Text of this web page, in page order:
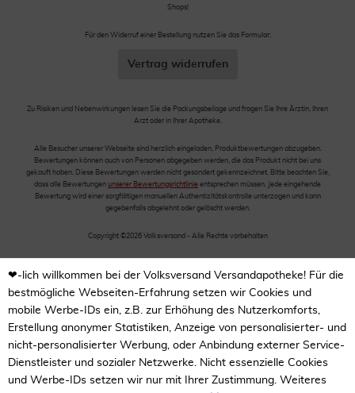
Shops!
Für den Widerruf einer Bestellung nutzen Sie das Formular:
Vertrag widerrufen
Zu Risiken und Nebenwirkungen lesen Sie die Packungsbeilage und fragen Sie Ihre Ärztin, Ihren
Arzt oder in Ihrer Apotheke.
Alle Besucher unserer Webseite sind herzlich eingeladen, Produktbewertungen abzugeben.
Bewertungen können auch von Personen abgegeben werden, die das Produkt nicht bei uns
gekauft haben. Diese Bewertungen werden nicht gesondert gekennzeichnet. Bitte beachten Sie,
dass alle Bewertungen unserer Bewertungsrichtlinie entsprechen müssen. Jede eingehende
Bewertung wird einer sorgfältigen manuellen Authentizitätskontrolle unterzogen und kann
gegebenfalls abgelehnt oder gelöscht werden.
Copyright ©2026 Volksversand - Alle Rechte vorbehalten
❤-lich willkommen bei der Volksversand Versandapotheke! Für die
bestmögliche Webseiten-Erfahrung setzen wir Cookies und
mobile Werbe-IDs ein, z.B. zur Erhöhung des Nutzerkomforts,
Erstellung anonymer Statistiken, Anzeige von personalisierter- und
nicht-personalisierter Werbung, oder Anbindung externer Service-
Dienstleister und sozialer Netzwerke. Nicht essenzielle Cookies
und Werbe-IDs setzen wir nur mit Ihrer Zustimmung. Weiteres